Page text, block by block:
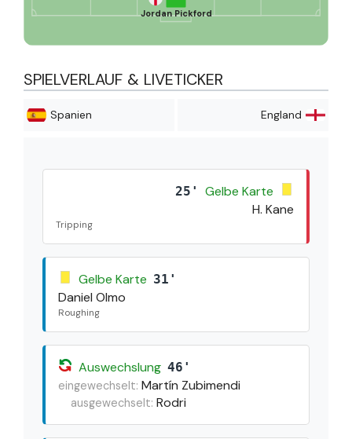
Jordan Pickford
SPIELVERLAUF & LIVETICKER
Spanien England
25'
Gelbe Karte
H. Kane
Tripping
Gelbe Karte 31'
Daniel Olmo
Roughing
Auswechslung 46'
eingewechselt: Martín Zubimendi
ausgewechselt: Rodri